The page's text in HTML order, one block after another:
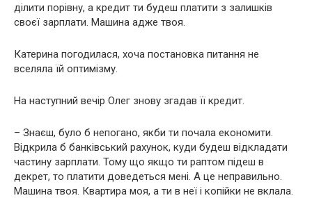
ділити порівну, а кредит ти будеш платити з залишків
своєї зарплати. Машина адже твоя.
Катерина погодилася, хоча постановка питання не
вселяла їй оптимізму.
На наступний вечір Олег знову згадав її кредит.
– Знаєш, було б непогано, якби ти почала економити.
Відкрила б банківський рахунок, куди будеш відкладати
частину зарплати. Тому що якщо ти раптом підеш в
декрет, то платити доведеться мені. А це неправильно.
Машина твоя. Квартира моя, а ти в неї і копійки не вклала.